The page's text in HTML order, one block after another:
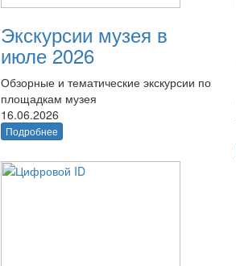
Экскурсии музея в
июле 2026
Обзорные и тематические экскурсии по
площадкам музея
16.06.2026
Подробнее